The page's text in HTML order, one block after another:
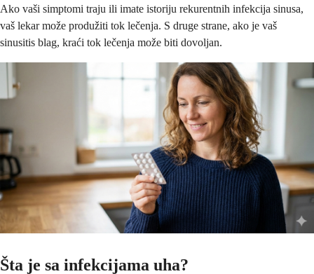
Ako vaši simptomi traju ili imate istoriju rekurentnih infekcija sinusa,
vaš lekar može produžiti tok lečenja. S druge strane, ako je vaš
sinusitis blag, kraći tok lečenja može biti dovoljan.
Šta je sa infekcijama uha?